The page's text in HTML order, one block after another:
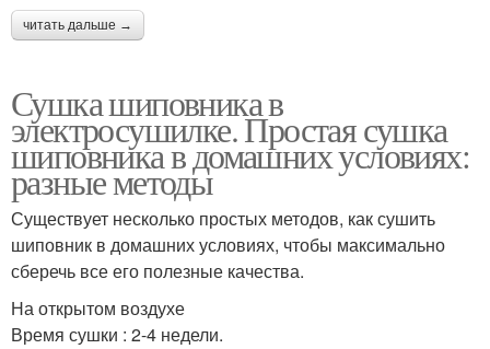
читать дальше →
Сушка шиповника в
электросушилке. Простая сушка
шиповника в домашних условиях:
разные методы
Существует несколько простых методов, как сушить
шиповник в домашних условиях, чтобы максимально
сберечь все его полезные качества.
На открытом воздухе
Время сушки : 2-4 недели.